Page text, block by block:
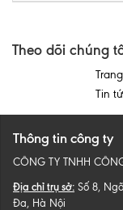
Theo dõi chúng
Tin
Thông tin công ty
CÔNG TY TNHH
Địa chỉ trụ sở: Số 8,
Đa, Hà Nội